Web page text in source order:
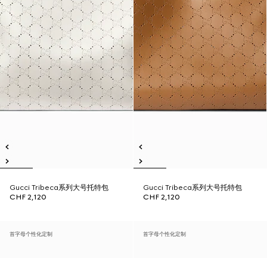
Gucci Tribeca系列大号托特包
CHF 2,120
Gucci Tribeca系列大号托特包
CHF 2,120
首字母个性化定制 首字母个性化定制